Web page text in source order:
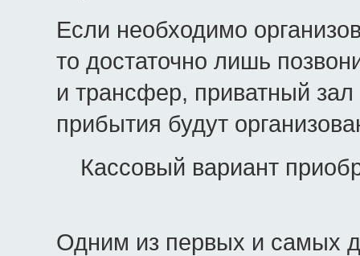
Если необходимо
то достаточно лишь
и трансфер, приватный
прибытия будут
Кассовый вариант
Одним из первых и самых